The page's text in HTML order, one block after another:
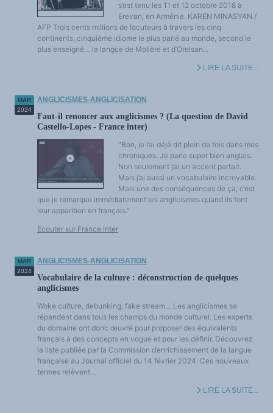
s’est tenu les 11 et 12 octobre 2018 à
Erevan, en Arménie. KAREN MINASYAN /
AFP Trois cents millions de locuteurs à travers les cinq
continents, cinquième idiome le plus parlé au monde, second le
plus enseigné… la langue de Molière et d’Orelsan...
LIRE LA SUITE...
MAR
2024
ANGLICISMES-ANGLICISATION
Faut-il renoncer aux anglicismes ? (La question de David
Castello-Lopes - France inter)
"Bon, je l’ai déjà dit plein de fois dans mes
chroniques. Je parle super bien anglais.
Non seulement j’ai un accent parfait.
Mais j’ai aussi un vocabulaire incroyable.
Mais une des conséquences de ça, c’est
que je remarque immédiatement les anglicismes quand ils font
leur apparition en français."
Ecouter sur France inter
MAR
2024
ANGLICISMES-ANGLICISATION
Vocabulaire de la culture : déconstruction de quelques
anglicismes
Woke culture, debunking, fake stream… Les anglicismes se
répandent dans tous les champs du monde culturel. Les experts
du domaine ont donc œuvré pour proposer des équivalents
français à des concepts en vogue et pour les définir. Découvrez
la liste publiée par la Commission d’enrichissement de la langue
française au Journal officiel du 14 février 2024. Ces nouveaux
termes relèvent...
LIRE LA SUITE...